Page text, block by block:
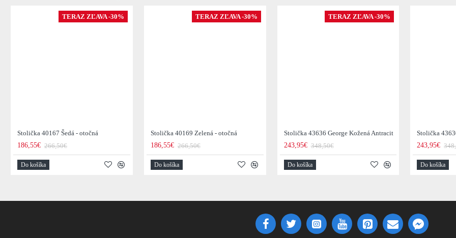
TERAZ ZĽAVA -30%
Stolička 40167 Šedá - otočná
186,55€ 266,50€
Do košíka
TERAZ ZĽAVA -30%
Stolička 40169 Zelená - otočná
186,55€ 266,50€
Do košíka
TERAZ ZĽAVA -30%
Stolička 43636 George Kožená Antracit
243,95€ 348,50€
Do košíka
Stolička
243,95€
Do košíka